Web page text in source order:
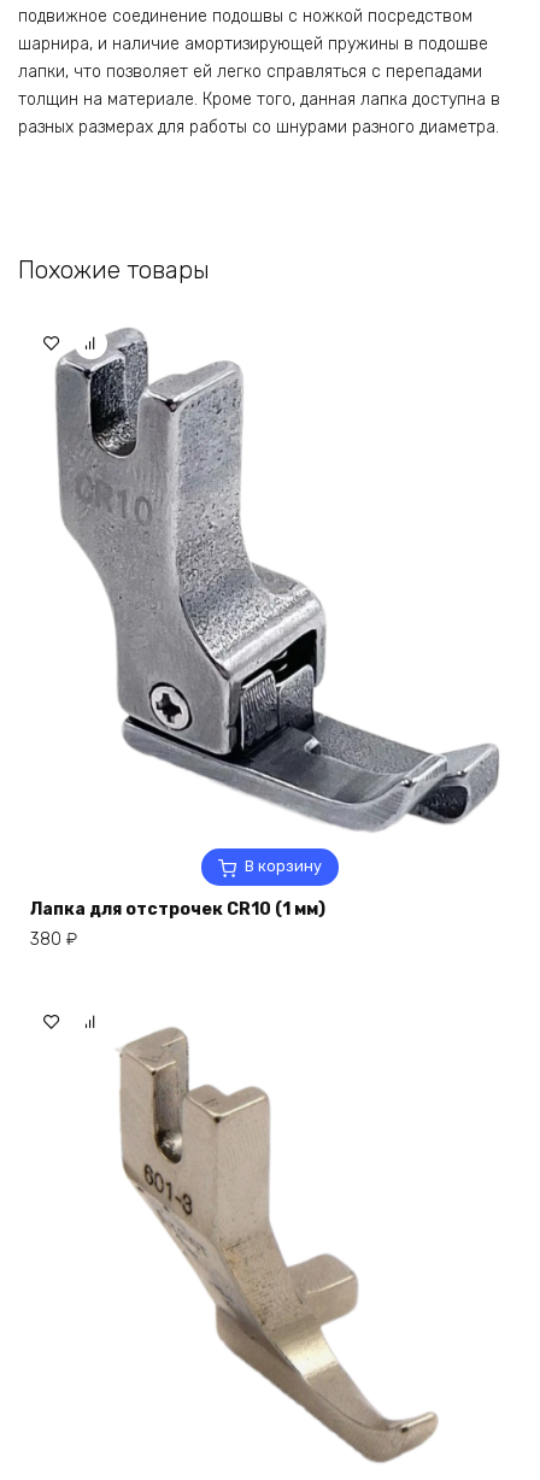
подвижное соединение подошвы с ножкой посредством
шарнира, и наличие амортизирующей пружины в подошве
лапки, что позволяет ей легко справляться с перепадами
толщин на материале. Кроме того, данная лапка доступна в
разных размерах для работы со шнурами разного диаметра.
Похожие товары
В корзину
Лапка для отстрочек CR10 (1 мм)
380 ₽